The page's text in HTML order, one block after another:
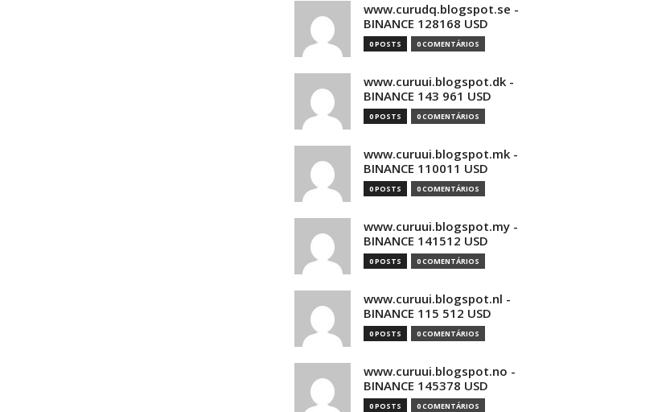
www.curudq.blogspot.se -
BINANCE 128168 USD
0 POSTS 0 COMENTÁRIOS
www.curuui.blogspot.dk -
BINANCE 143 961 USD
0 POSTS 0 COMENTÁRIOS
www.curuui.blogspot.mk -
BINANCE 110011 USD
0 POSTS 0 COMENTÁRIOS
www.curuui.blogspot.my -
BINANCE 141512 USD
0 POSTS 0 COMENTÁRIOS
www.curuui.blogspot.nl -
BINANCE 115 512 USD
0 POSTS 0 COMENTÁRIOS
www.curuui.blogspot.no -
BINANCE 145378 USD
0 POSTS 0 COMENTÁRIOS